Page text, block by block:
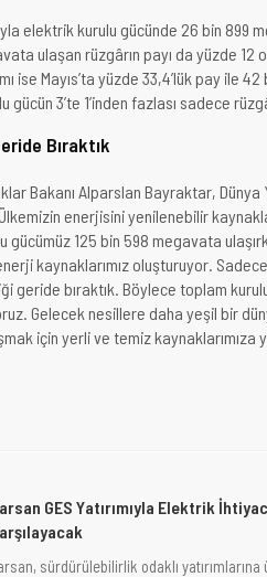
elektrik kurulu gücünde 26 bin 899
ulaşan rüzgârın payı da yüzde
ise Mayıs’ta yüzde 33,4’lük pay ile
gücün 3’te 1’inden fazlası sadece
Bıraktık
Bakanı Alparslan Bayraktar,
enerjisini yenilenebilir
gücümüz 125 bin 598 megavata
kaynaklarımız oluşturuyor.
geride bıraktık. Böylece toplam
Gelecek nesillere daha yeşil bir
için yerli ve temiz kaynaklarımıza
GES Yatırımıyla Elektrik
sürdürülebilirlik odaklı